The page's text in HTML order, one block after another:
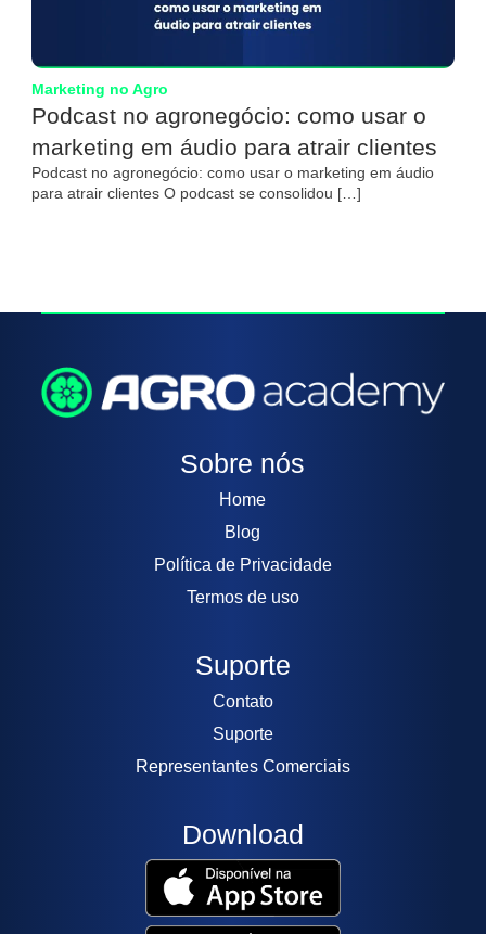
Marketing no Agro
Podcast no agronegócio: como usar o
marketing em áudio para atrair clientes
Podcast no agronegócio: como usar o marketing em áudio
para atrair clientes O podcast se consolidou […]
Sobre nós
Home
Blog
Política de Privacidade
Termos de uso
Suporte
Contato
Suporte
Representantes Comerciais
Download